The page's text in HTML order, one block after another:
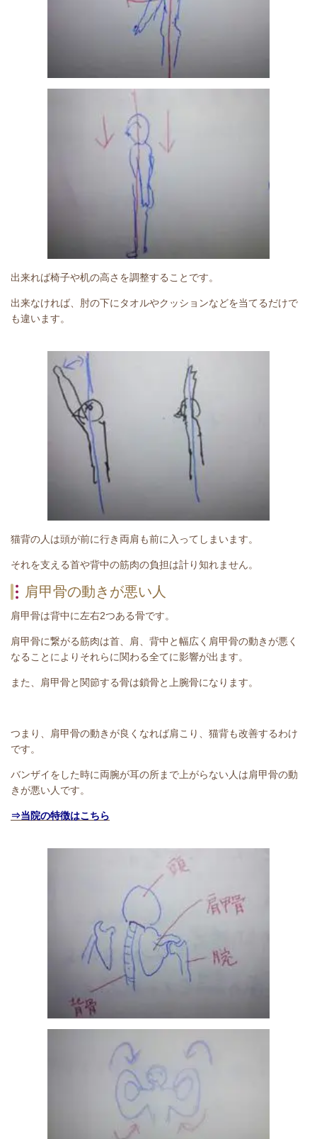
出来れば椅子や机の高さを調整することです。
出来なければ、肘の下にタオルやクッションなどを当てるだけで
も違います。
猫背の人は頭が前に行き両肩も前に入ってしまいます。
それを支える首や背中の筋肉の負担は計り知れません。
肩甲骨の動きが悪い人
肩甲骨は背中に左右2つある骨です。
肩甲骨に繋がる筋肉は首、肩、背中と幅広く肩甲骨の動きが悪く
なることによりそれらに関わる全てに影響が出ます。
また、肩甲骨と関節する骨は鎖骨と上腕骨になります。
つまり、肩甲骨の動きが良くなれば肩こり、猫背も改善するわけ
です。
バンザイをした時に両腕が耳の所まで上がらない人は肩甲骨の動
きが悪い人です。
⇒当院の特徴はこちら